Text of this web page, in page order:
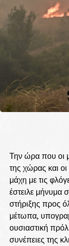
Την ώρα που οι
της χώρας και
μάχη με τις
έστειλε μήνυμα
στήριξης προς
μέτωπα,
ουσιαστική
συνέπειες της